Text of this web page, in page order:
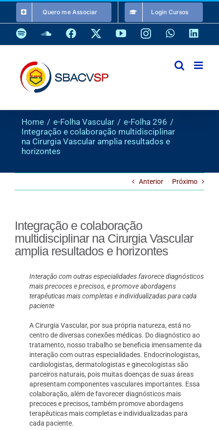
o
conteúdo
Quero me Associar Login Cursos
SpotifySoundCloud
Facebook YouTubeInstagramWhatsApp
Home e-Folha Vascular
e-Folha 296
Integração e colaboração multidisciplinar
na Cirurgia Vascular amplia resultados e
horizontes
Anterior Próximo
Integração e colaboração
multidisciplinar na Cirurgia Vascular
amplia resultados e horizontes
Interação com outras especialidades favorece diagnósticos
mais precoces e precisos, e promove abordagens
terapêuticas mais completas e individualizadas para cada
paciente
A Cirurgia Vascular, por sua própria natureza, está no
centro de diversas conexões médicas. Do diagnóstico ao
tratamento, nosso trabalho se beneficia imensamente da
interação com outras especialidades. Endocrinologistas,
cardiologistas, dermatologistas e ginecologistas são
parceiros naturais, pois muitas doenças de suas áreas
apresentam componentes vasculares importantes. Essa
colaboração, além de favorecer diagnósticos mais
precoces e precisos, também promove abordagens
terapêuticas mais completas e individualizadas para
cada paciente.